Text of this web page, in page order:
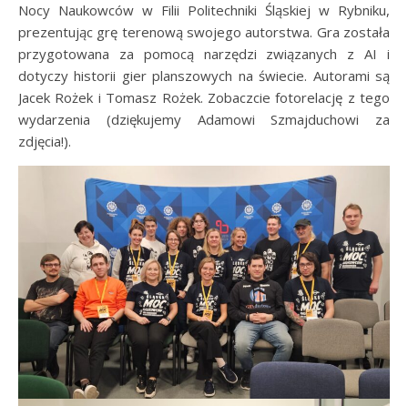
Nocy Naukowców w Filii Politechniki Śląskiej w Rybniku,
prezentując grę terenową swojego autorstwa. Gra została
przygotowana za pomocą narzędzi związanych z AI i
dotyczy historii gier planszowych na świecie. Autorami są
Jacek Rożek i Tomasz Rożek. Zobaczcie fotorelację z tego
wydarzenia (dziękujemy Adamowi Szmajduchowi za
zdjęcia!).